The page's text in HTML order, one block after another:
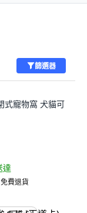
篩選器
式寵物窩 犬貓可
達
免費退貨